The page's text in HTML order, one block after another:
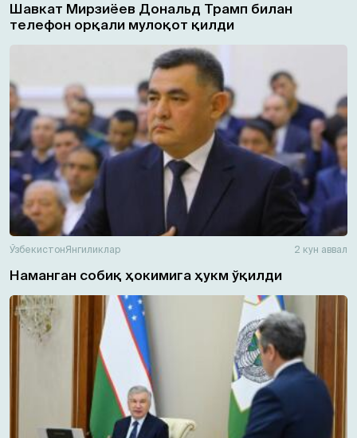
Шавкат Мирзиёев Дональд Трамп билан
телефон орқали мулоқот қилди
ЎзбекистонЯнгиликлар 2 кун аввал
Наманган собиқ ҳокимига ҳукм ўқилди